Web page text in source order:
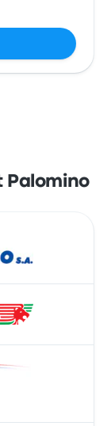
Palomino